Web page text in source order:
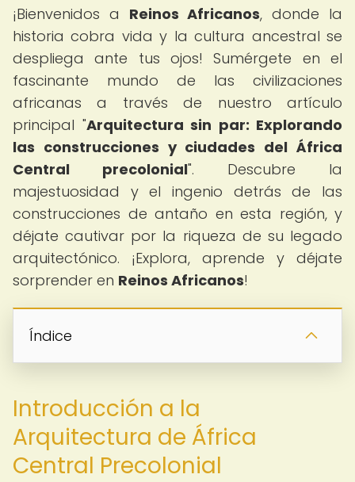
¡Bienvenidos a Reinos Africanos, donde la
historia cobra vida y la cultura ancestral se
despliega ante tus ojos! Sumérgete en el
fascinante mundo de las civilizaciones
africanas a través de nuestro artículo
principal "Arquitectura sin par: Explorando
las construcciones y ciudades del África
Central precolonial". Descubre la
majestuosidad y el ingenio detrás de las
construcciones de antaño en esta región, y
déjate cautivar por la riqueza de su legado
arquitectónico. ¡Explora, aprende y déjate
sorprender en Reinos Africanos!
Índice
Introducción a la
Arquitectura de África
Central Precolonial